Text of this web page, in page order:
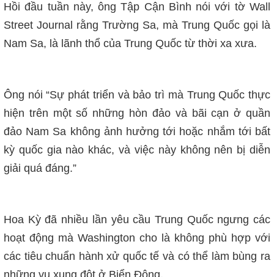
Hồi đầu tuần này, ông Tập Cận Bình nói với tờ Wall
Street Journal rằng Trường Sa, mà Trung Quốc gọi là
Nam Sa, là lãnh thổ của Trung Quốc từ thời xa xưa.
Ông nói “Sự phát triển và bảo trì mà Trung Quốc thực
hiện trên một số những hòn đảo và bãi cạn ở quần
đảo Nam Sa không ảnh hưởng tới hoặc nhắm tới bất
kỳ quốc gia nào khác, và việc này không nên bị diễn
giải quá đáng.”
Hoa Kỳ đã nhiều lần yêu cầu Trung Quốc ngưng các
hoạt động mà Washington cho là không phù hợp với
các tiêu chuẩn hành xử quốc tế và có thể làm bùng ra